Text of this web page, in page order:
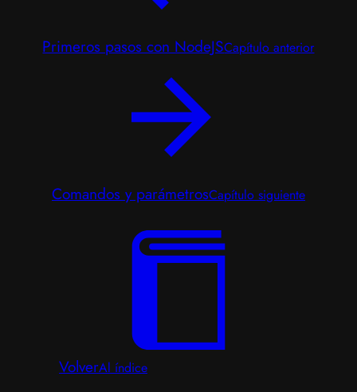
Primeros pasos con NodeJSCapítulo anterior
Comandos y parámetrosCapítulo siguiente
VolverAl índice